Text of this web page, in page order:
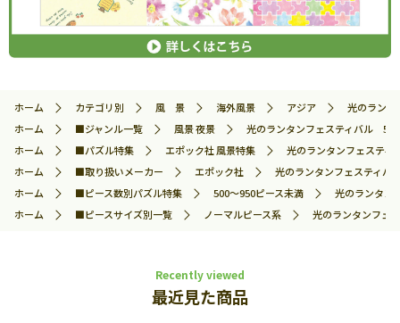
ホーム カテゴリ別 風 景 海外風景 アジア
光のラン
ホーム
■ジャンル一覧 風景 夜景
光のランタンフェスティバル
ホーム
■パズル特集 エポック社 風景特集
光のランタンフェステ
ホーム
■取り扱いメーカー エポック社
光のランタンフェスティ
ホーム
■ピース数別パズル特集 500～950ピース未満
光のランタ
ホーム
■ピースサイズ別一覧 ノーマルピース系 光のランタンフェ
Recently viewed
最近見た商品